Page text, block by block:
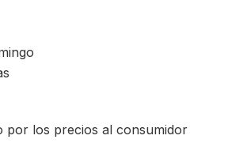
por los precios al consumidor